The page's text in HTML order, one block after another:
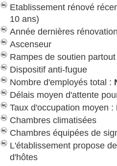
Etablissement rénové
10 ans)
Année dernières
Ascenseur
Rampes de soutien partout
Dispositif anti-fugue
Nombre d'employés total :
Délais moyen d'attente
Taux d'occupation moyen :
Chambres climatisées
Chambres équipées de
L'établissement propose
d'hôtes